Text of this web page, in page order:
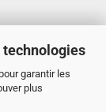
garantir les
plus